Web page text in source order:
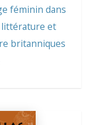
féminin dans
littérature et
britanniques